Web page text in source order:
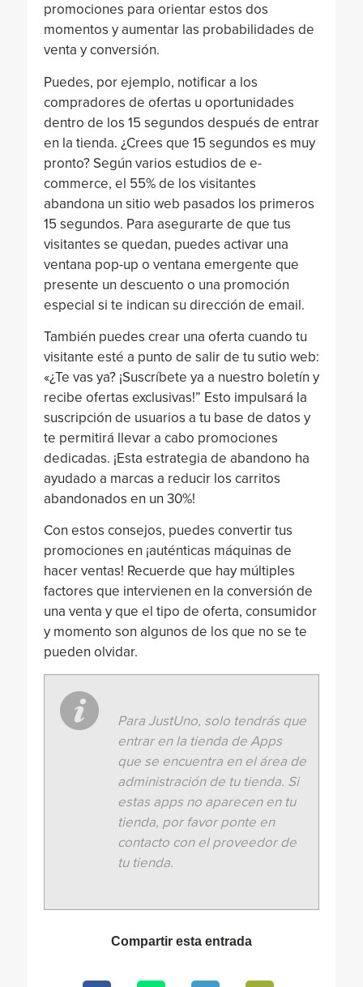
promociones para orientar estos dos
momentos y aumentar las probabilidades de
venta y conversión.
Puedes, por ejemplo, notificar a los
compradores de ofertas u oportunidades
dentro de los 15 segundos después de entrar
en la tienda. ¿Crees que 15 segundos es muy
pronto? Según varios estudios de e-
commerce, el 55% de los visitantes
abandona un sitio web pasados los primeros
15 segundos. Para asegurarte de que tus
visitantes se quedan, puedes activar una
ventana pop-up o ventana emergente que
presente un descuento o una promoción
especial si te indican su dirección de email.
También puedes crear una oferta cuando tu
visitante esté a punto de salir de tu sutio web:
«¿Te vas ya? ¡Suscríbete ya a nuestro boletín y
recibe ofertas exclusivas!” Esto impulsará la
suscripción de usuarios a tu base de datos y
te permitirá llevar a cabo promociones
dedicadas. ¡Esta estrategia de abandono ha
ayudado a marcas a reducir los carritos
abandonados en un 30%!
Con estos consejos, puedes convertir tus
promociones en ¡auténticas máquinas de
hacer ventas! Recuerde que hay múltiples
factores que intervienen en la conversión de
una venta y que el tipo de oferta, consumidor
y momento son algunos de los que no se te
pueden olvidar.
Para JustUno, solo tendrás que
entrar en la tienda de Apps
que se encuentra en el área de
administración de tu tienda. Si
estas apps no aparecen en tu
tienda, por favor ponte en
contacto con el proveedor de
tu tienda.
Compartir esta entrada